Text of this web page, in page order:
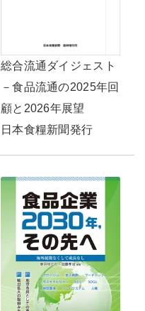
総合流通ダイジェスト
－食品流通の2025年回
顧と2026年展望
日本食糧新聞発行